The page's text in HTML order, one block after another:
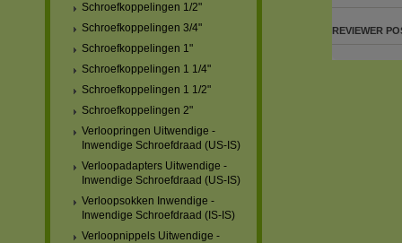
Schroefkoppelingen 1/2"
Schroefkoppelingen 3/4"
Schroefkoppelingen 1"
Schroefkoppelingen 1 1/4"
Schroefkoppelingen 1 1/2"
Schroefkoppelingen 2"
Verloopringen Uitwendige -
Inwendige Schroefdraad (US-IS)
Verloopadapters Uitwendige -
Inwendige Schroefdraad (US-IS)
Verloopsokken Inwendige -
Inwendige Schroefdraad (IS-IS)
Verloopnippels Uitwendige -
REVIEWER